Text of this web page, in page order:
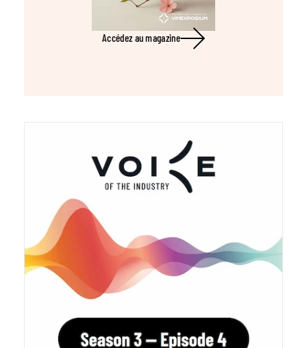
Accédez au magazine